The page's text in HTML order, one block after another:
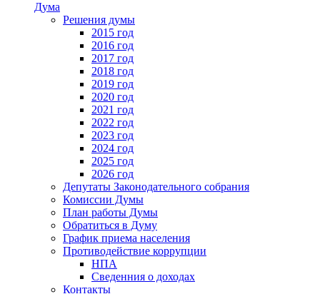
Дума
Решения думы
2015 год
2016 год
2017 год
2018 год
2019 год
2020 год
2021 год
2022 год
2023 год
2024 год
2025 год
2026 год
Депутаты Законодательного собрания
Комиссии Думы
План работы Думы
Обратиться в Думу
График приема населения
Противодействие коррупции
НПА
Сведенния о доходах
Контакты